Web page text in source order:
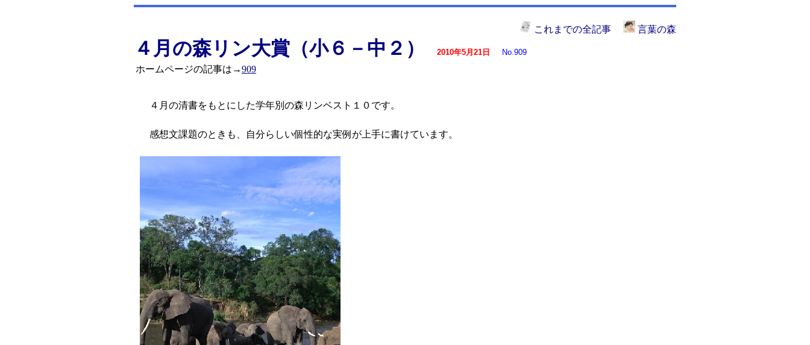
これまでの全記事 言葉の森
４月の森リン大賞（小６－中２） 2010年5月21日 No.909
ホームページの記事は→909
４月の清書をもとにした学年別の森リンベスト１０です。
感想文課題のときも、自分らしい個性的な実例が上手に書けています。